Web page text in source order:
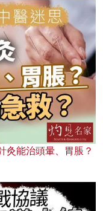
灸能治頭暈、胃脹？